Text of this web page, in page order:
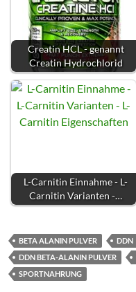
Creatin HCL - genannt
Creatin Hydrochlorid
L-Carnitin Einnahme - L-
Carnitin Varianten -…
BETA ALANIN PULVER DDN
DDN BETA-ALANIN PULVER
SPORTNAHRUNG